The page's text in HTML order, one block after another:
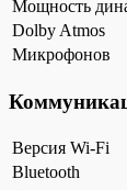
Мощность
Dolby Atmos
Микрофонов
Версия Wi-Fi
Bluetooth